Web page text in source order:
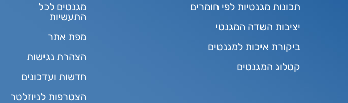
תכונות מגנטיות לפי חומרים
יציבות השדה המגנטי
ביקורת איכות למגנטים
קטלוג המגנטים
מגנטים לכל
התעשיות
מפת אתר
הצהרת נגישות
חדשות ועדכונים
הצטרפות לניוזלטר